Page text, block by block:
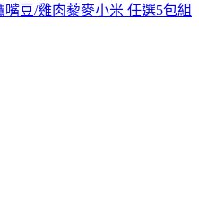
豆/雞肉藜麥小米 任選5包組